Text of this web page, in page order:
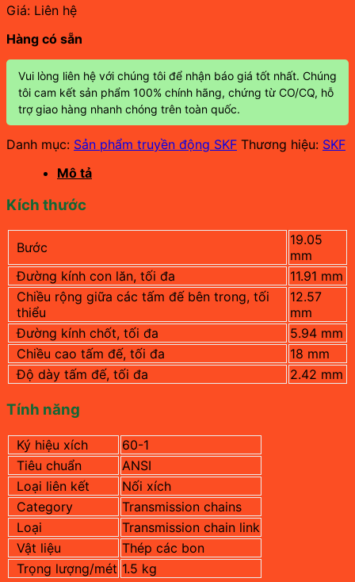
Giá: Liên hệ
Hàng có sẵn
Vui lòng liên hệ với chúng tôi để nhận báo giá tốt nhất. Chúng
tôi cam kết sản phẩm 100% chính hãng, chứng từ CO/CQ, hỗ
trợ giao hàng nhanh chóng trên toàn quốc.
Danh mục: Sản phẩm truyền động SKF Thương hiệu: SKF
Mô tả
Kích thước
Bước
19.05
mm
Đường kính con lăn, tối đa
11.91 mm
Chiều rộng giữa các tấm đế bên trong, tối
thiểu
12.57
mm
Đường kính chốt, tối đa
5.94 mm
Chiều cao tấm đế, tối đa
18 mm
Độ dày tấm đế, tối đa
2.42 mm
Tính năng
Ký hiệu xích
60-1
Tiêu chuẩn
ANSI
Loại liên kết
Nối xích
Category
Transmission chains
Loại
Transmission chain link
Vật liệu
Thép các bon
Trọng lượng/mét 1.5 kg